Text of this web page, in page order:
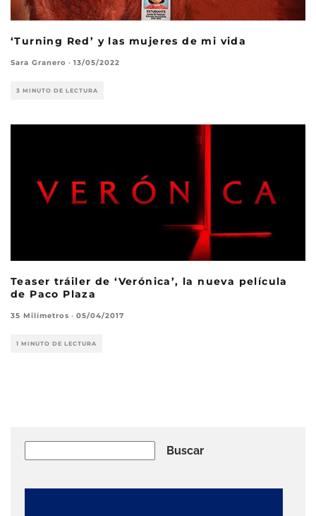
‘Turning Red’ y las mujeres de mi vida
Sara Granero · 13/05/2022
3 MINUTO DE LECTURA
Teaser tráiler de ‘Verónica’, la nueva película
de Paco Plaza
35 Milímetros · 05/04/2017
1 MINUTO DE LECTURA
Buscar